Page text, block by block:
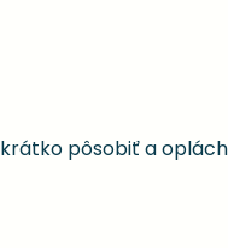
pôsobiť a